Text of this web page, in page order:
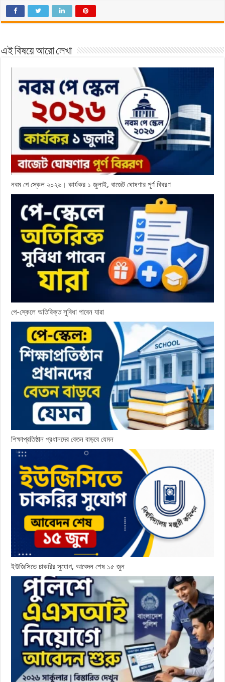
এই বিষয়ে আরো লেখা
নবম পে স্কেল ২০২৬। কার্যকর ১ জুলাই, বাজেট ঘোষণার পূর্ণ বিবরণ
পে-স্কেলে অতিরিক্ত সুবিধা পাবেন যারা
শিক্ষাপ্রতিষ্ঠান প্রধানদের বেতন বাড়বে যেমন
ইউজিসিতে চাকরির সুযোগ, আবেদন শেষ ১৫ জুন